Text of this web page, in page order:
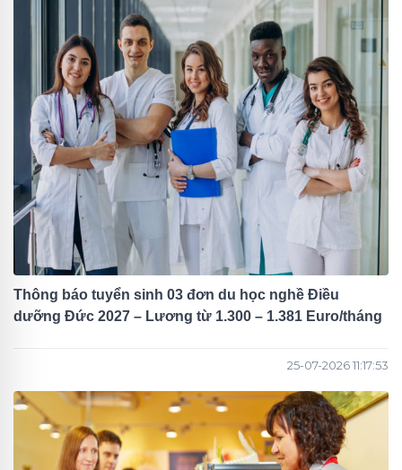
Thông báo tuyển sinh 03 đơn du học nghề Điều
dưỡng Đức 2027 – Lương từ 1.300 – 1.381 Euro/tháng
25-07-2026 11:17:53